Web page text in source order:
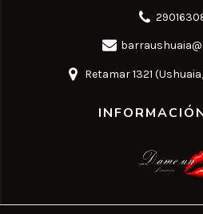
Retamar 1321